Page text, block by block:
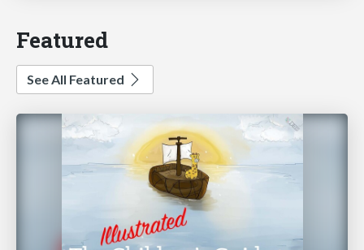
Featured
See All Featured